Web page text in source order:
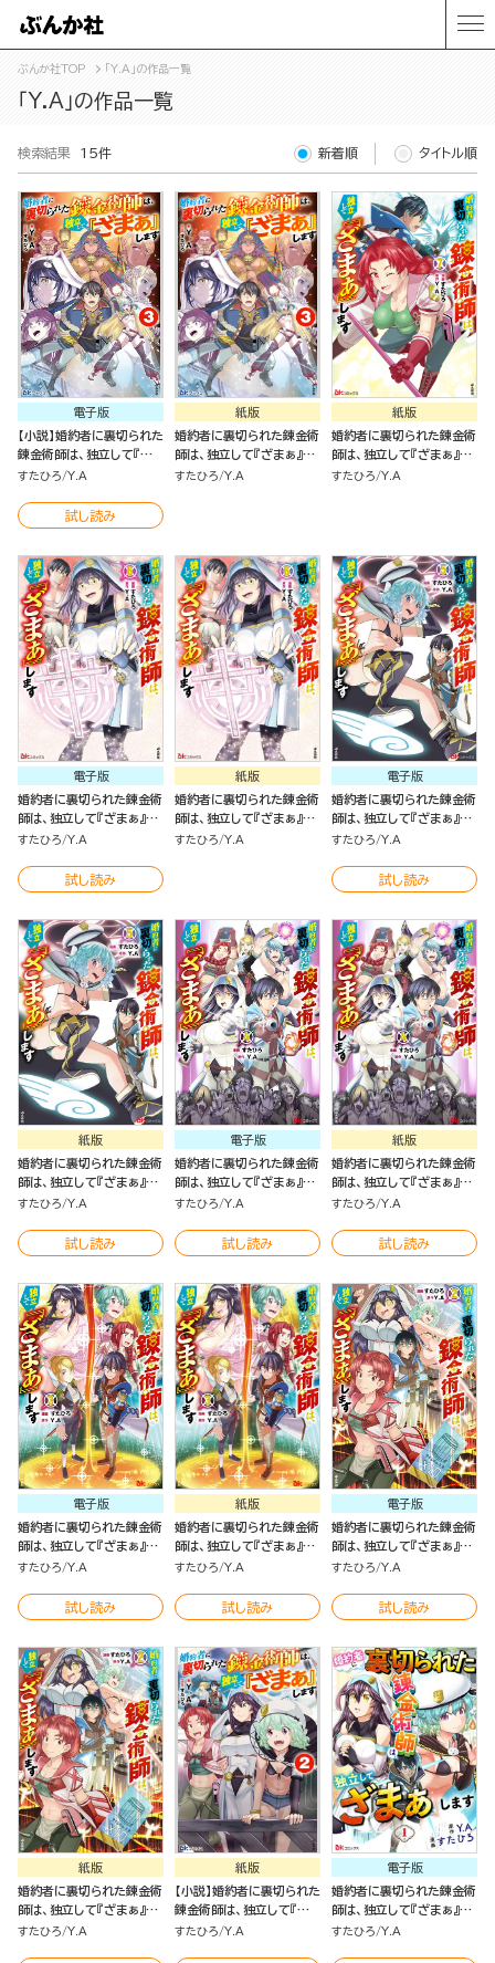
ぶんか社TOP 「Y.A」の作品一覧
「Y.A」の作品一覧
検索結果 15件 新着順 タイトル順
電子版
【小説】婚約者に裏切られた
錬金術師は、独立して『ざ
まぁ』します （3）
すたひろ Y.A
試し読み
紙版
婚約者に裏切られた錬金術
師は、独立して『ざまぁ』し
ます（３）
すたひろ Y.A
紙版
婚約者に裏切られた錬金術
師は、独立して『ざまぁ』し
ます（７）
すたひろ Y.A
電子版
婚約者に裏切られた錬金術
師は、独立して『ざまぁ』し
ます コミック版 （6）
すたひろ Y.A
試し読み
紙版
婚約者に裏切られた錬金術
師は、独立して『ざまぁ』し
ます（６）
すたひろ Y.A
電子版
婚約者に裏切られた錬金術
師は、独立して『ざまぁ』し
ます コミック版 （5）
すたひろ Y.A
試し読み
紙版
婚約者に裏切られた錬金術
師は、独立して『ざまぁ』し
ます ５
すたひろ Y.A
試し読み
電子版
婚約者に裏切られた錬金術
師は、独立して『ざまぁ』し
ます（4）
すたひろ Y.A
試し読み
紙版
婚約者に裏切られた錬金術
師は、独立して『ざまぁ』し
ます（4）
すたひろ Y.A
試し読み
電子版
婚約者に裏切られた錬金術
師は、独立して『ざまぁ』し
ます（3）
すたひろ Y.A
試し読み
紙版
婚約者に裏切られた錬金術
師は、独立して『ざまぁ』し
ます（3）
すたひろ Y.A
試し読み
電子版
婚約者に裏切られた錬金術
師は、独立して『ざまぁ』し
ます（2）
すたひろ Y.A
試し読み
紙版
婚約者に裏切られた錬金術
師は、独立して『ざまぁ』し
ます（2）
すたひろ Y.A
紙版
【小説】婚約者に裏切られた
錬金術師は、独立して『ざ
まぁ』します （2）
すたひろ Y.A
電子版
婚約者に裏切られた錬金術
師は、独立して『ざまぁ』し
ます コミック版 （分冊版）
すたひろ Y.A